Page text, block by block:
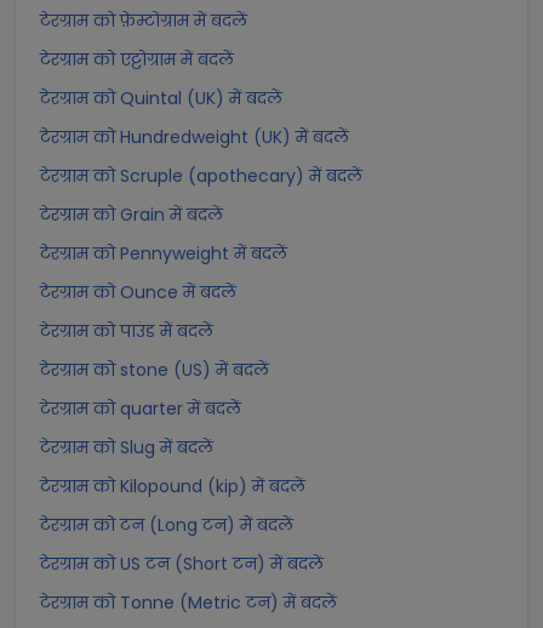
टेरग्राम को फ़ेम्टोग्राम में बदलें
टेरग्राम को एट्टोग्राम में बदलें
टेरग्राम को Quintal (UK) में बदलें
टेरग्राम को Hundredweight (UK) में बदलें
टेरग्राम को Scruple (apothecary) में बदलें
टेरग्राम को Grain में बदलें
टेरग्राम को Pennyweight में बदलें
टेरग्राम को Ounce में बदलें
टेरग्राम को पाउंड में बदलें
टेरग्राम को stone (US) में बदलें
टेरग्राम को quarter में बदलें
टेरग्राम को Slug में बदलें
टेरग्राम को Kilopound (kip) में बदलें
टेरग्राम को टन (Long टन) में बदलें
टेरग्राम को US टन (Short टन) में बदलें
टेरग्राम को Tonne (Metric टन) में बदलें